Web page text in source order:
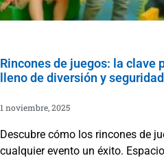
Rincones de juegos: la clave
lleno de diversión y seguridad
1 noviembre, 2025
Descubre cómo los rincones de
cualquier evento un éxito.